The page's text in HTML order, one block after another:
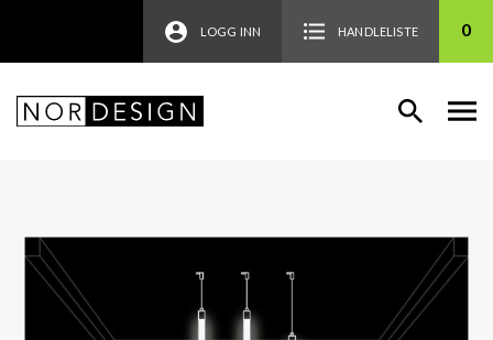
LOGG INN HANDLELISTE 0